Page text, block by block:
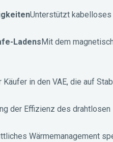
Unterstützt kabelloses
LadensMit dem
Käufer in den VAE, die auf
der Effizienz des
Wärmemanagement